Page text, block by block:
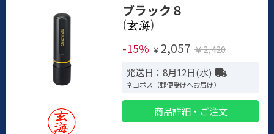
ブラック８
(
)
-15% ￥ 2,057 ￥2,420
発送日：8月12日(水)
ネコポス（郵便受けへお届け）
商品詳細・ご注文